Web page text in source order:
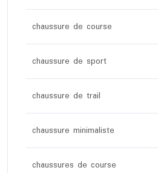
chaussure de course
chaussure de sport
chaussure de trail
chaussure minimaliste
chaussures de course